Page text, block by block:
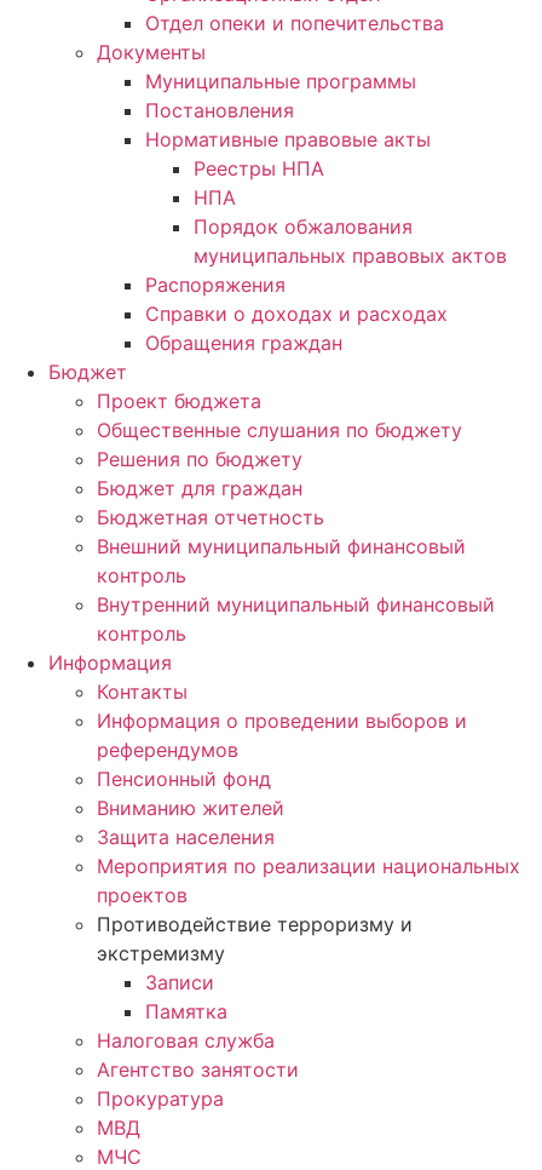
Отдел опеки и попечительства
Документы
Муниципальные программы
Постановления
Нормативные правовые акты
Реестры НПА
НПА
Порядок обжалования
муниципальных правовых актов
Распоряжения
Справки о доходах и расходах
Обращения граждан
Бюджет
Проект бюджета
Общественные слушания по бюджету
Решения по бюджету
Бюджет для граждан
Бюджетная отчетность
Внешний муниципальный финансовый
контроль
Внутренний муниципальный финансовый
контроль
Информация
Контакты
Информация о проведении выборов и
референдумов
Пенсионный фонд
Вниманию жителей
Защита населения
Мероприятия по реализации национальных
проектов
Противодействие терроризму и
экстремизму
Записи
Памятка
Налоговая служба
Агентство занятости
Прокуратура
МВД
МЧС